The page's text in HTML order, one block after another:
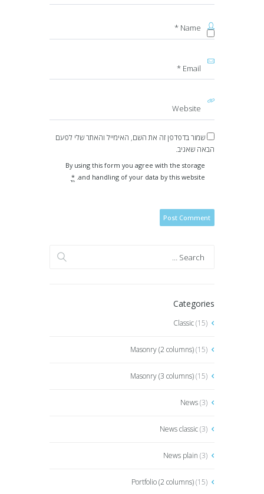
שמור בדפדפן זה את השם, האימייל והאתר שלי לפעם
הבאה שאגיב.
By using this form you agree with the storage
and handling of your data by this website.
*
Categories
Classic(15)
Masonry (2 columns)(15)
Masonry (3 columns)(15)
News(3)
News classic(3)
News plain (3)
Portfolio (2 columns)(15)